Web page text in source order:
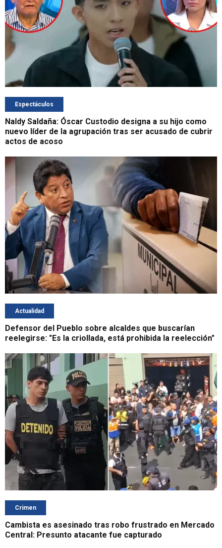
Espectáculos
Naldy Saldaña: Óscar Custodio designa a su hijo como
nuevo líder de la agrupación tras ser acusado de cubrir
actos de acoso
Actualidad
Defensor del Pueblo sobre alcaldes que buscarían
reelegirse: "Es la criollada, está prohibida la reelección"
Crimen
Cambista es asesinado tras robo frustrado en Mercado
Central: Presunto atacante fue capturado